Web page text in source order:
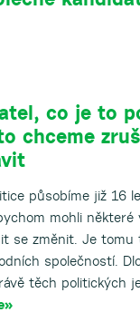
co je to
chceme
působíme již 16
mohli některé
se změnit. Je tomu
společností.
těch politických